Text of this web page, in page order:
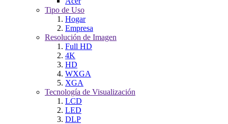
Tipo de Uso
Hogar
Empresa
Resolución de Imagen
Full HD
4K
HD
WXGA
XGA
Tecnología de Visualización
LCD
LED
DLP